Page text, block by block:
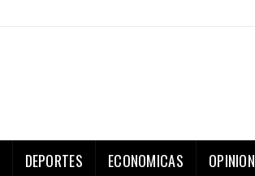
DEPORTES ECONOMICAS OPINION